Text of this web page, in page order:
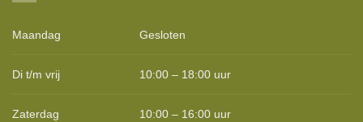
Maandag Gesloten
Di t/m vrij 10:00 – 18:00 uur
Zaterdag 10:00 – 16:00 uur